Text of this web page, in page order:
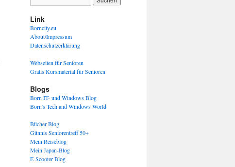
Link
Borncity.eu
About/Impressum
Datenschutzerklärung
Webseiten für Senioren
Gratis Kursmaterial für Senioren
Blogs
Born IT- und Windows Blog
Born's Tech and Windows World
Bücher-Blog
Günnis Seniorentreff 50+
Mein Reiseblog
Mein Japan-Blog
E-Scooter-Blog